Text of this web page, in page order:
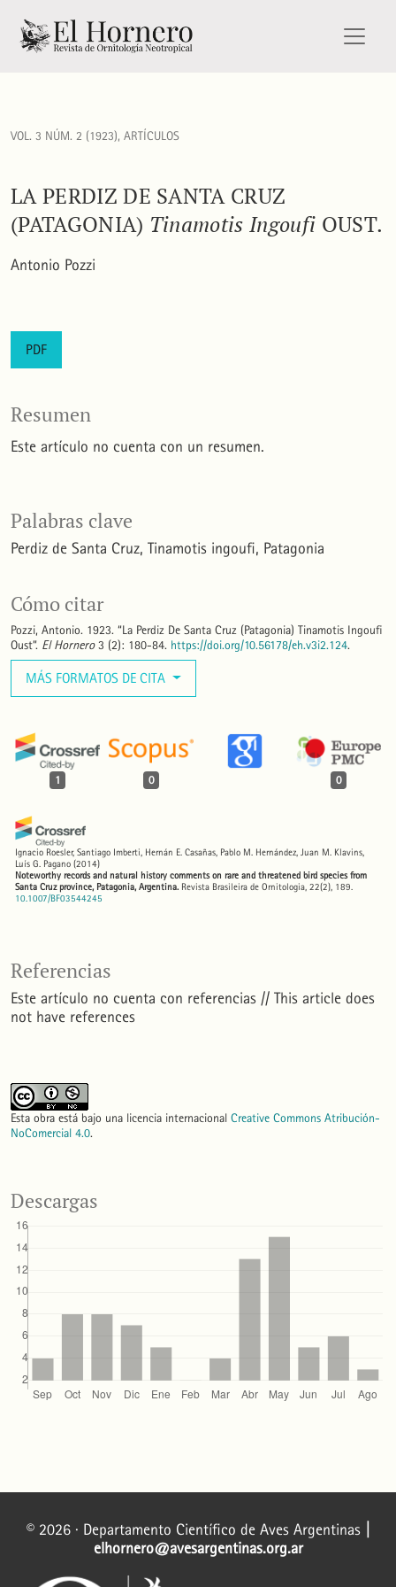
La perdiz de Santa Cruz (Patagonia) <i>Tinamotis Ingoufi
VOL. 3 NÚM. 2 (1923), ARTÍCULOS
LA PERDIZ DE SANTA CRUZ
(PATAGONIA) Tinamotis Ingoufi OUST.
Antonio Pozzi
PDF
Palabras clave
Perdiz de Santa Cruz Tinamotis ingoufi Patagonia
Cómo citar
Pozzi, Antonio. 1923. “La Perdiz De Santa Cruz (Patagonia) Tinamotis Ingoufi
Oust”. El Hornero3 (2): 180-84. https://doi.org/10.56178/eh.v3i2.124.
MÁS FORMATOS DE CITA
1 0 0
Ignacio Roesler, Santiago Imberti, Hernán E. Casañas, Pablo M. Hernández, Juan M. Klavins,
Luís G. Pagano (2014)
Noteworthy records and natural history comments on rare and threatened bird species from
Santa Cruz province, Patagonia, Argentina. Revista Brasileira de Ornitologia, 22(2), 189.
10.1007/BF03544245
Resumen
Este artículo no cuenta con un resumen.
Referencias
Este artículo no cuenta con referencias // This article does
not have references
Esta obra está bajo una licencia internacional Creative Commons Atribución-
NoComercial 4.0.
Descargas
© 2026 · Departamento Científico de Aves Argentinas
elhornero@avesargentinas.org.ar